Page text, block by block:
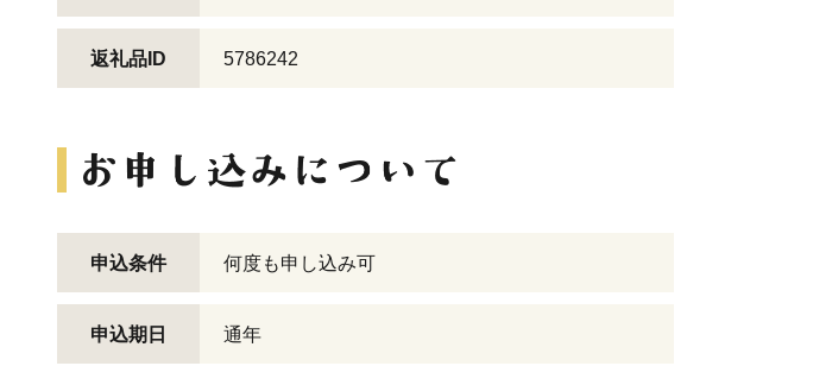
返礼品ID 5786242
申込条件 何度も申し込み可
申込期日 通年